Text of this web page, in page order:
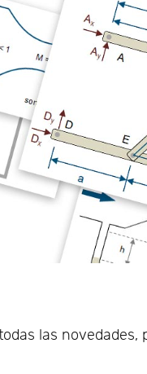
las novedades,